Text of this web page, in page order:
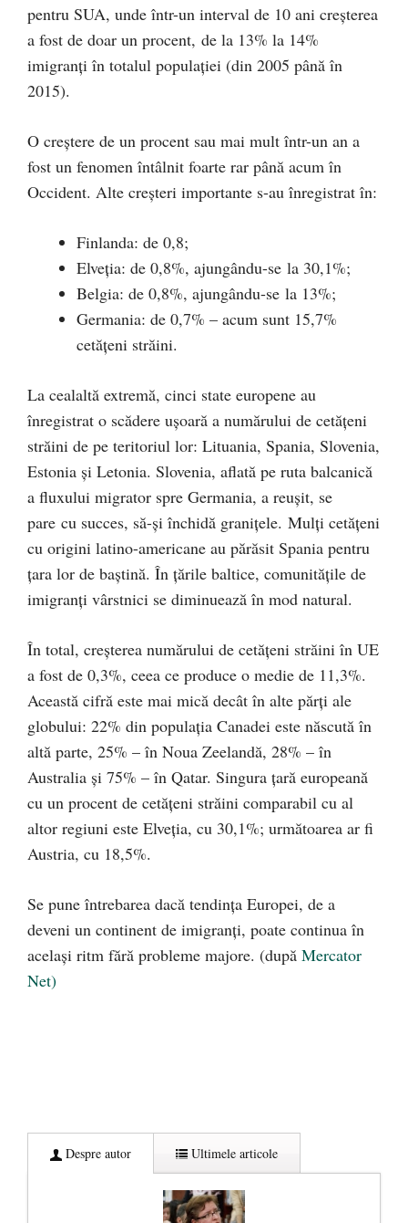
pentru SUA, unde într-un interval de 10 ani creșterea
a fost de doar un procent, de la 13% la 14%
imigranți în totalul populației (din 2005 până în
2015).
O creștere de un procent sau mai mult într-un an a
fost un fenomen întâlnit foarte rar până acum în
Occident. Alte creșteri importante s-au înregistrat în:
Finlanda: de 0,8;
Elveția: de 0,8%, ajungându-se la 30,1%;
Belgia: de 0,8%, ajungându-se la 13%;
Germania: de 0,7% – acum sunt 15,7%
cetățeni străini.
La cealaltă extremă, cinci state europene au
înregistrat o scădere ușoară a numărului de cetățeni
străini de pe teritoriul lor: Lituania, Spania, Slovenia,
Estonia și Letonia. Slovenia, aflată pe ruta balcanică
a fluxului migrator spre Germania, a reușit, se
pare cu succes, să-și închidă granițele. Mulți cetățeni
cu origini latino-americane au părăsit Spania pentru
țara lor de baștină. În țările baltice, comunitățile de
imigranți vârstnici se diminuează în mod natural.
În total, creșterea numărului de cetățeni străini în UE
a fost de 0,3%, ceea ce produce o medie de 11,3%.
Această cifră este mai mică decât în alte părți ale
globului: 22% din populația Canadei este născută în
altă parte, 25% – în Noua Zeelandă, 28% – în
Australia și 75% – în Qatar. Singura țară europeană
cu un procent de cetățeni străini comparabil cu al
altor regiuni este Elveția, cu 30,1%; următoarea ar fi
Austria, cu 18,5%.
Se pune întrebarea dacă tendința Europei, de a
deveni un continent de imigranți, poate continua în
același ritm fără probleme majore. (după Mercator
Net)
Despre autor Ultimele articole